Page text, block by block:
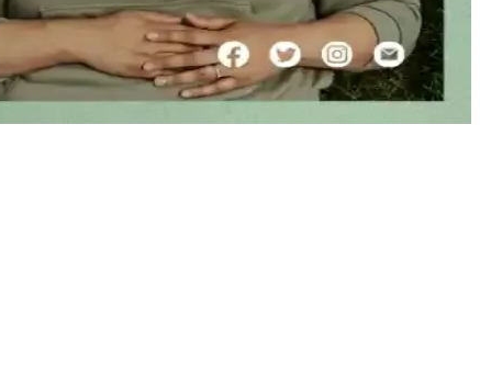
önerileri sunuyor.
ve bilinçli seçim yapmayı sağlar.